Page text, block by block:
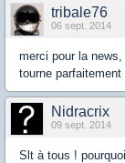
tribale76
06 sept. 2014
merci pour la news,
tourne
Nidracrix
09 sept. 2014
Slt à tous !